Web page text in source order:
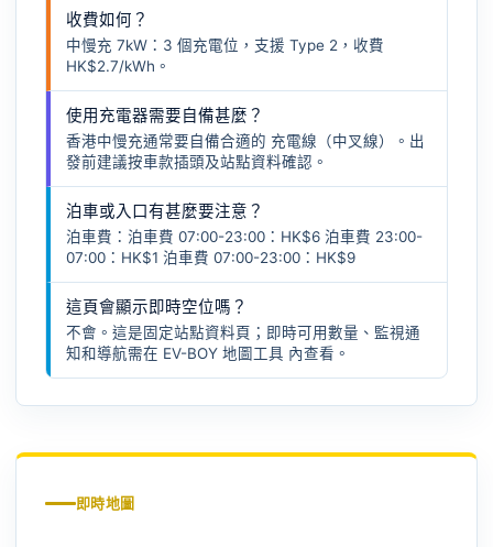
收費如何？
中慢充 7kW：3 個充電位，支援 Type 2，收費
HK$2.7/kWh。
使用充電器需要自備甚麼？
香港中慢充通常要自備合適的 充電線（中叉線）
。出
發前建議按車款插頭及站點資料確認。
泊車或入口有甚麼要注意？
泊車費：泊車費 07:00-23:00：HK$6 泊車費 23:00-
07:00：HK$1 泊車費 07:00-23:00：HK$9
這頁會顯示即時空位嗎？
不會。這是固定站點資料頁；即時可用數量、監視通
知和導航需在 EV-BOY 地圖工具 內查看。
即時地圖